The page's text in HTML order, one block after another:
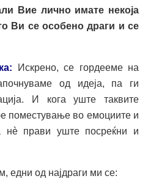
Вие лично имате некоја
Ви се особено драги и се
Искрено, се гордееме на
од идеја, па ги
И кога уште таквите
поместување во емоциите и
нè прави уште посреќни и
едни од најдраги ми се: